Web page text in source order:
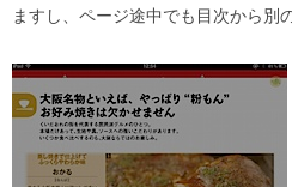
ますし、ページ途中でも目次から別